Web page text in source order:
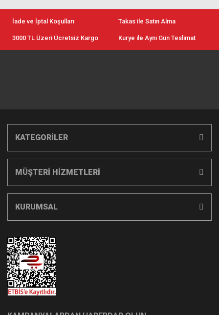
İade ve İptal Koşulları Takas ile Satın Alma
3000 TL Üzeri Ücretsiz Kargo Kurye ile Aynı Gün Teslimat
KATEGORİLER
MÜŞTERİ HİZMETLERİ
KURUMSAL